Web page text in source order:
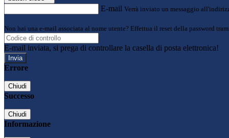
E-mail Verrà inviato un messaggio
Non hai una e-mail associata al nome utente? Effettua il reset della password
E-mail inviata, si prega di controllare la casella di posta elettronica!
Errore
Chiudi
Successo
Chiudi
Informazione